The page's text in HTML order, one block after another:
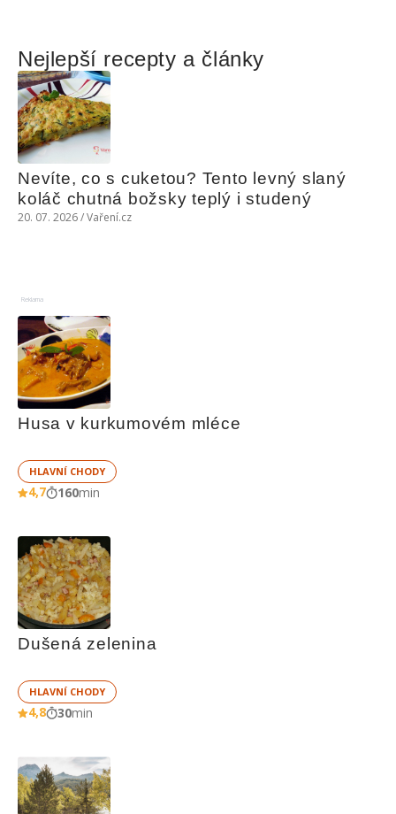
Nejlepší recepty a články
Nevíte, co s cuketou? Tento levný slaný
koláč chutná božsky teplý i studený
20. 07. 2026 / Vaření.cz
Reklama
Husa v kurkumovém mléce
HLAVNÍ CHODY
4,7 160min
Dušená zelenina
HLAVNÍ CHODY
4,8 30min